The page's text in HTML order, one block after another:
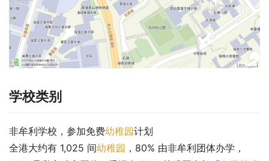
学校类别
非牟利学校，参加免费幼稚园计划
全港大约有 1,025 间幼稚园 ，80% 由非牟利团体办学，